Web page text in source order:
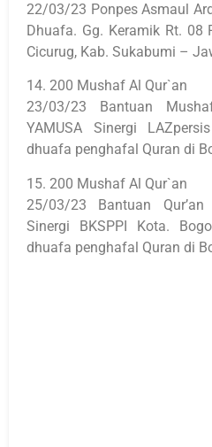
22/03/23 Ponpes Asmaul
Dhuafa. Gg. Keramik Rt. 08
Cicurug, Kab. Sukabumi –
14. 200 Mushaf Al Qur`an
23/03/23 Bantuan
YAMUSA Sinergi
dhuafa penghafal Quran di
15. 200 Mushaf Al Qur`an
25/03/23 Bantuan
Sinergi BKSPPI Kota.
dhuafa penghafal Quran di